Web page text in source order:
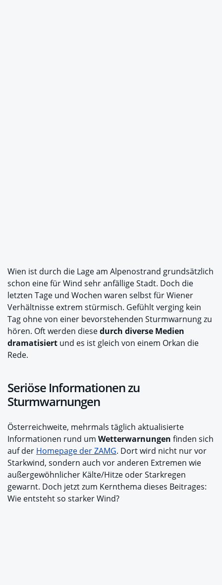
Wien ist durch die Lage am Alpenostrand grundsätzlich
schon eine für Wind sehr anfällige Stadt. Doch die
letzten Tage und Wochen waren selbst für Wiener
Verhältnisse extrem stürmisch. Gefühlt verging kein
Tag ohne von einer bevorstehenden Sturmwarnung zu
hören. Oft werden diesedurch diverse Medien
dramatisiert und es ist gleich von einem Orkan die
Rede.
Seriöse Informationen zu
Sturmwarnungen
Österreichweite, mehrmals täglich aktualisierte
Informationen rund um Wetterwarnungen finden sich
auf der Homepage der ZAMG. Dort wird nicht nur vor
Starkwind, sondern auch vor anderen Extremen wie
außergewöhnlicher Kälte/Hitze oder Starkregen
gewarnt. Doch jetzt zum Kernthema dieses Beitrages:
Wie entsteht so starker Wind?